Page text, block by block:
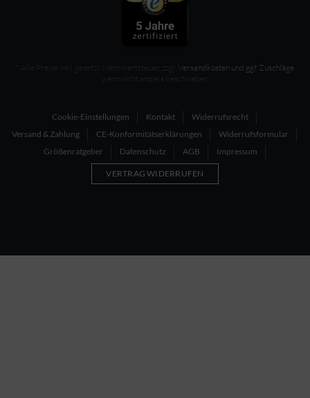
* Alle Preise inkl. gesetzl. Mehrwertsteuer, zzgl. Versandkosten und ggf. Zuschläge
wenn nicht anders beschrieben
Cookie-Einstellungen Kontakt
Widerrufsrecht
Versand & Zahlung
CE-Konformitätserklärungen
Widerrufsformular
Größenratgeber
Datenschutz AGB Impressum
VERTRAG WIDERRUFEN